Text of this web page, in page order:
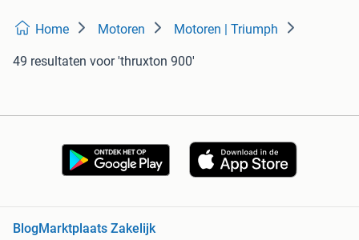
Home Motoren Motoren | Triumph
49 resultaten voor 'thruxton 900'
BlogMarktplaats Zakelijk